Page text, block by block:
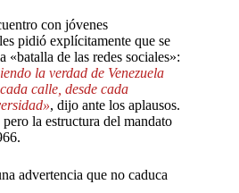
con jóvenes
pidió explícitamente que se
«batalla de las redes sociales»:
la verdad de Venezuela
cada calle, desde cada
, dijo ante los aplausos.
la estructura del mandato
advertencia que no caduca